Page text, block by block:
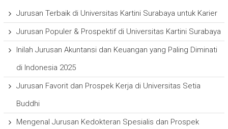
Jurusan Terbaik di Universitas Kartini Surabaya untuk Karier
Jurusan Populer & Prospektif di Universitas Kartini Surabaya
Inilah Jurusan Akuntansi dan Keuangan yang Paling Diminati
di Indonesia 2025
Jurusan Favorit dan Prospek Kerja di Universitas Setia
Buddhi
Mengenal Jurusan Kedokteran Spesialis dan Prospek